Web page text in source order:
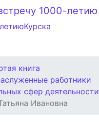
книга
работники
сфер деятельности
Ивановна